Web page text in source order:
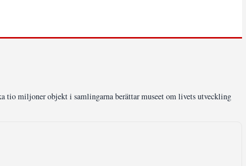
tio miljoner objekt i samlingarna berättar museet om livets utveckling